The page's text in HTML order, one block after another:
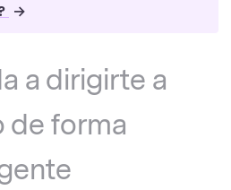
→
a dirigirte a
de forma